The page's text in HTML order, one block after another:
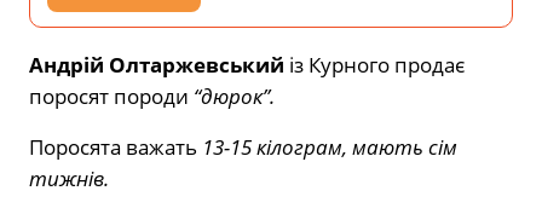
Андрій Олтаржевський із Курного продає
поросят породи “дюрок”.
Поросята важать 13-15 кілограм, мають сім
тижнів.